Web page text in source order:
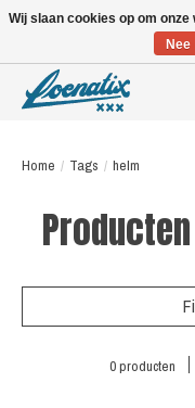
Home / Tags / helm
0 producten
Wij slaan cookies op om
Nee